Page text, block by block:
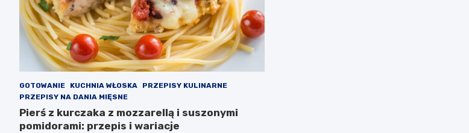
GOTOWANIE KUCHNIA WŁOSKA
PRZEPISY KULINARNE
PRZEPISY NA DANIA MIĘSNE
Pierś z kurczaka z mozzarellą i suszonymi
pomidorami: przepis i wariacje